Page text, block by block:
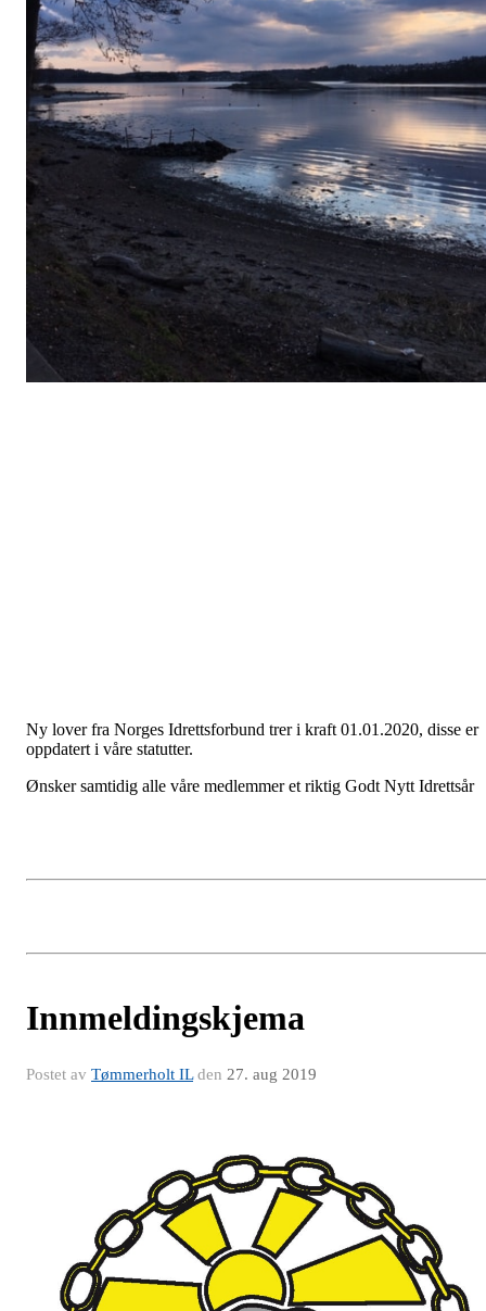
Ny lover fra Norges Idrettsforbund trer i kraft 01.01.2020, disse er
oppdatert i våre statutter.
Ønsker samtidig alle våre medlemmer et riktig Godt Nytt Idrettsår
Innmeldingskjema
Postet av Tømmerholt ILden 27. aug 2019